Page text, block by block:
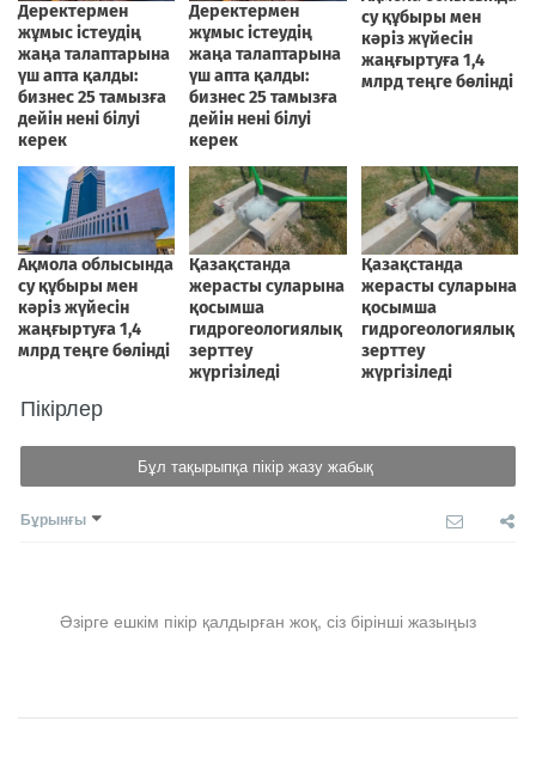
Пікірлер
Бұл тақырыпқа пікір жазу жабық
Бұрынғы
Әзірге ешкім пікір қалдырған жоқ, сіз бірінші жазыңыз